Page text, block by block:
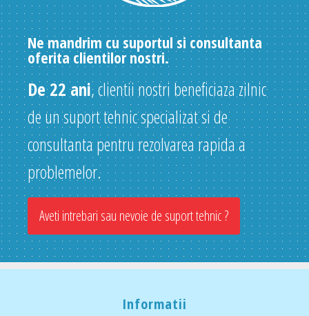
Ne mandrim cu suportul si consultanta
oferita clientilor nostri.
De 22 ani, clientii nostri beneficiaza zilnic
de un suport tehnic specializat si de
consultanta pentru rezolvarea rapida a
problemelor.
Aveti intrebari sau nevoie de suport tehnic ?
Informatii